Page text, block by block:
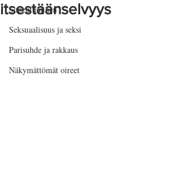
Sopeutuminen
Seksuaalisuus ja seksi
Parisuhde ja rakkaus
Näkymättömät oireet
itsestäänselvyys